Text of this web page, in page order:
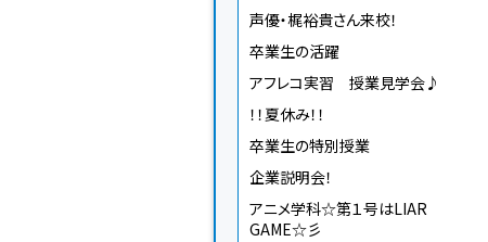
声優・梶裕貴さん来校！
卒業生の活躍
アフレコ実習 授業見学会♪
！！夏休み！！
卒業生の特別授業
企業説明会！
アニメ学科☆第１号はLIAR
GAME☆彡